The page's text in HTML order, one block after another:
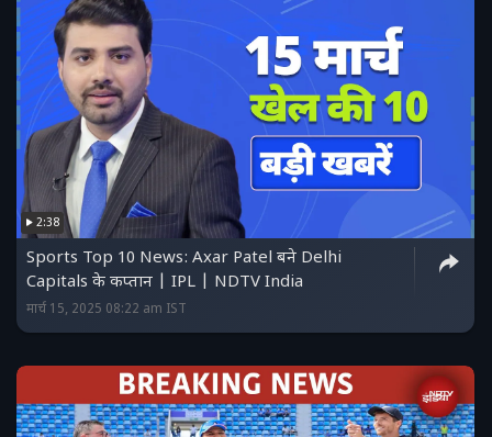
2:38
Sports Top 10 News: Axar Patel बने Delhi
Capitals के कप्तान | IPL | NDTV India
मार्च 15, 2025 08:22 am IST